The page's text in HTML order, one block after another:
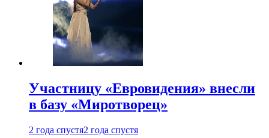
Участницу «Евровидения» внесли
в базу «Миротворец»
2 года спустя2 года спустя